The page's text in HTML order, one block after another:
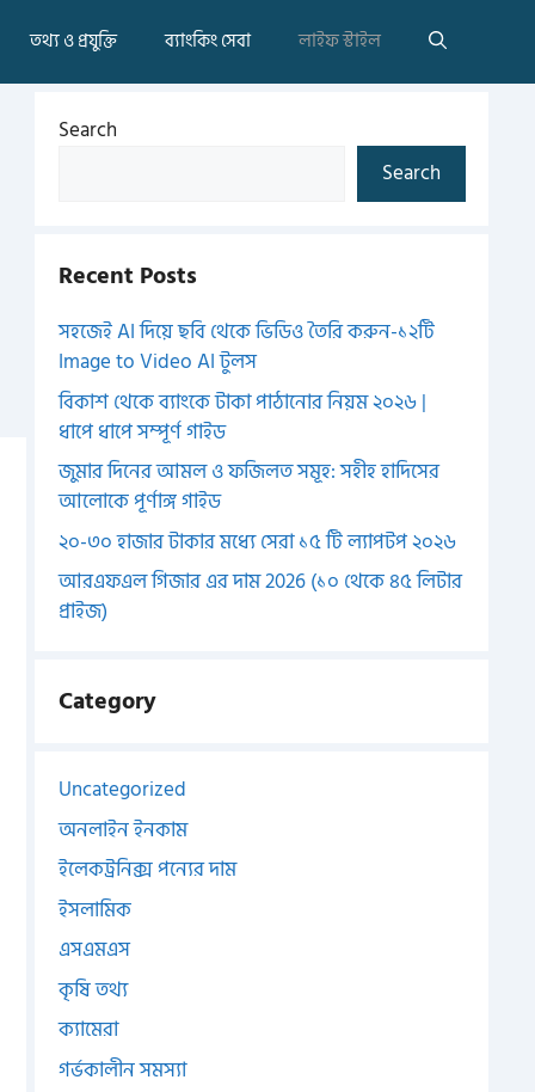
তথ্য ও প্রযুক্তি ব্যাংকিং সেবা লাইফ স্টাইল
Search
Search
Recent Posts
সহজেই AI দিয়ে ছবি থেকে ভিডিও তৈরি করুন-১২টি
Image to Video AI টুলস
বিকাশ থেকে ব্যাংকে টাকা পাঠানোর নিয়ম ২০২৬ |
ধাপে ধাপে সম্পূর্ণ গাইড
জুমার দিনের আমল ও ফজিলত সমূহ: সহীহ হাদিসের
আলোকে পূর্ণাঙ্গ গাইড
২০-৩০ হাজার টাকার মধ্যে সেরা ১৫ টি ল্যাপটপ ২০২৬
আরএফএল গিজার এর দাম 2026 (১০ থেকে ৪৫ লিটার
প্রাইজ)
Category
Uncategorized
অনলাইন ইনকাম
ইলেকট্রনিক্স পন্যের দাম
ইসলামিক
এসএমএস
কৃষি তথ্য
ক্যামেরা
গর্ভকালীন সমস্যা